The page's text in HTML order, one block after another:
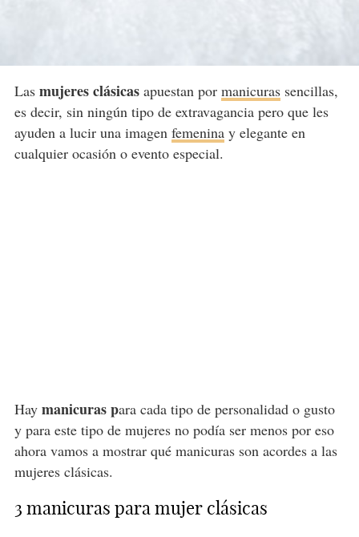
Las mujeres clásicasapuestan por manicurassencillas,
es decir, sin ningún tipo de extravagancia pero que les
ayuden a lucir una imagen femeninay elegante en
cualquier ocasión o evento especial.
Hay manicuras para cada tipo de personalidad o gusto
y para este tipo de mujeres no podía ser menos por eso
ahora vamos a mostrar qué manicuras son acordes a las
mujeres clásicas.
3 manicuras para mujer clásicas